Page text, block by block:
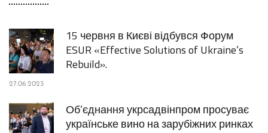
15 червня в Києві відбувся Форум
ESUR «Effective Solutions of Ukraine’s
Rebuild».
27.06.2023
Об’єднання укрсадвінпром просуває
українське вино на зарубіжних ринках